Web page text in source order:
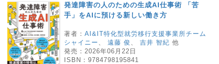
発達障害の人のための生成AI仕事術 「苦
手」をAIに預ける新しい働き方
著者： AI&IT特化型就労移行支援事業所チーム
シャイニー
遠藤 俊 吉井 智紀 他
発売： 2026年06月22日
ISBN： 9784798195841